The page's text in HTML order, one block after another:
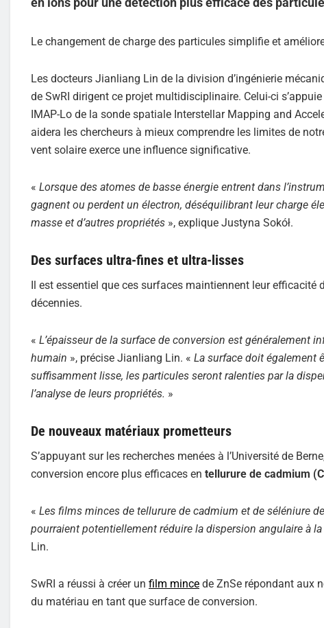
Le changement de charge des particules simplifie et
Les docteurs Jianliang Lin de la division d’ingénierie
de SwRI dirigent ce projet multidisciplinaire. Celui-ci
IMAP-Lo de la sonde spatiale Interstellar Mapping and
aidera les chercheurs à mieux comprendre les limites de
vent solaire exerce une influence significative.
« Lorsque des atomes de basse énergie entrent dans
gagnent ou perdent un électron, déséquilibrant leur charge
masse et d’autres propriétés », explique Justyna Sokół.
Des surfaces ultra-fines et ultra-lisses
Il est essentiel que ces surfaces maintiennent leur
décennies.
« L’épaisseur de la surface de conversion est généralement
humain », précise Jianliang Lin. « La surface doit également
suffisamment lisse, les particules seront ralenties par la
l’analyse de leurs propriétés. »
De nouveaux matériaux prometteurs
S’appuyant sur les recherches menées à l’Université de
conversion encore plus efficaces en tellurure de cadmium
« Les films minces de tellurure de cadmium et de séléniure
pourraient potentiellement réduire la dispersion angulaire à
Lin.
SwRI a réussi à créer un film mince de ZnSe répondant aux
du matériau en tant que surface de conversion.